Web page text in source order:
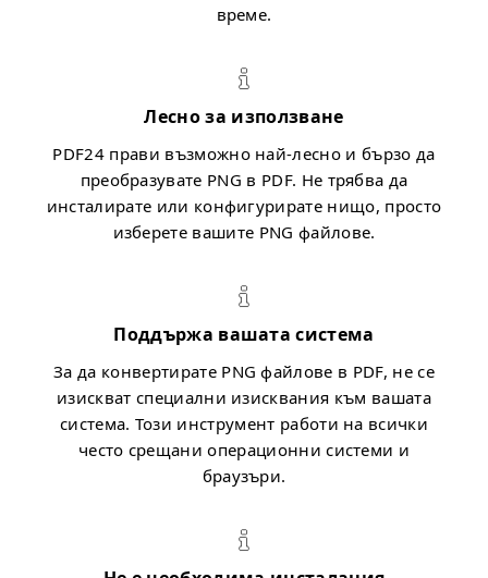
време.
Лесно за използване
PDF24 прави възможно най-лесно и бързо да
преобразувате PNG в PDF. Не трябва да
инсталирате или конфигурирате нищо, просто
изберете вашите PNG файлове.
Поддържа вашата система
За да конвертирате PNG файлове в PDF, не се
изискват специални изисквания към вашата
система. Този инструмент работи на всички
често срещани операционни системи и
браузъри.